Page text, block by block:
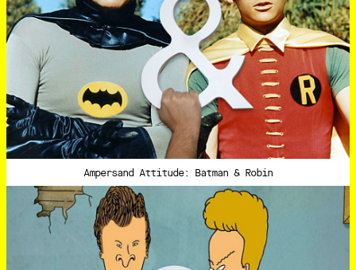
Ampersand Attitude: Batman & Robin